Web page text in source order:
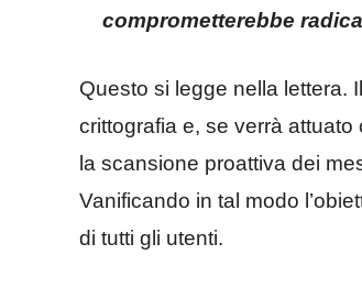
comprometterebbe
Questo si legge nella lettera.
crittografia e, se verrà
la scansione proattiva dei
Vanificando in tal modo
di tutti gli utenti.